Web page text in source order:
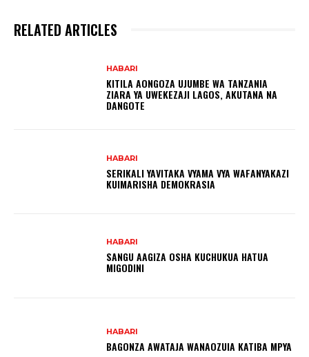
RELATED ARTICLES
HABARI
KITILA AONGOZA UJUMBE WA TANZANIA
ZIARA YA UWEKEZAJI LAGOS, AKUTANA NA
DANGOTE
HABARI
SERIKALI YAVITAKA VYAMA VYA WAFANYAKAZI
KUIMARISHA DEMOKRASIA
HABARI
SANGU AAGIZA OSHA KUCHUKUA HATUA
MIGODINI ‎
HABARI
BAGONZA AWATAJA WANAOZUIA KATIBA MPYA